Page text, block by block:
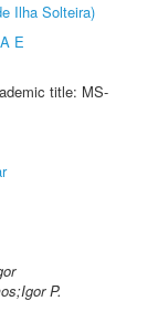
Ilha Solteira)
E
title: MS-
P.